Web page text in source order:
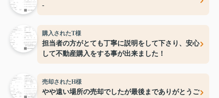
-
購入されたT様
担当者の方がとても丁寧に説明をして下さり、安心
して不動産購入をする事が出来ました！
売却されたH様
やや遠い場所の売却でしたが最後までありがとうご